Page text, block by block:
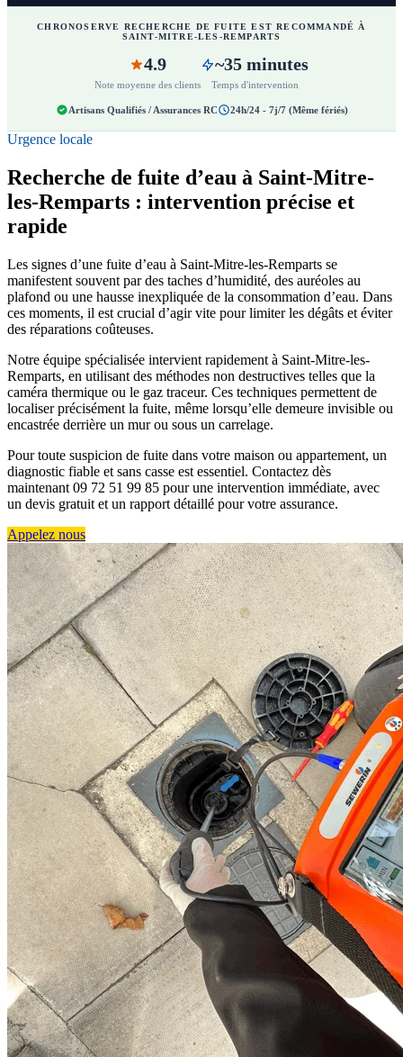
CHRONOSERVE RECHERCHE DE FUITE EST RECOMMANDÉ À
SAINT-MITRE-LES-REMPARTS
4.9
Note moyenne des clients
~35 minutes
Temps d'intervention
Artisans Qualifiés / Assurances RC 24h/24 - 7j/7 (Même fériés)
Urgence locale
Recherche de fuite d’eau à Saint-Mitre-
les-Remparts : intervention précise et
rapide
Les signes d’une fuite d’eau à Saint-Mitre-les-Remparts se
manifestent souvent par des taches d’humidité, des auréoles au
plafond ou une hausse inexpliquée de la consommation d’eau. Dans
ces moments, il est crucial d’agir vite pour limiter les dégâts et éviter
des réparations coûteuses.
Notre équipe spécialisée intervient rapidement à Saint-Mitre-les-
Remparts, en utilisant des méthodes non destructives telles que la
caméra thermique ou le gaz traceur. Ces techniques permettent de
localiser précisément la fuite, même lorsqu’elle demeure invisible ou
encastrée derrière un mur ou sous un carrelage.
Pour toute suspicion de fuite dans votre maison ou appartement, un
diagnostic fiable et sans casse est essentiel. Contactez dès
maintenant 09 72 51 99 85 pour une intervention immédiate, avec
un devis gratuit et un rapport détaillé pour votre assurance.
Appelez nous